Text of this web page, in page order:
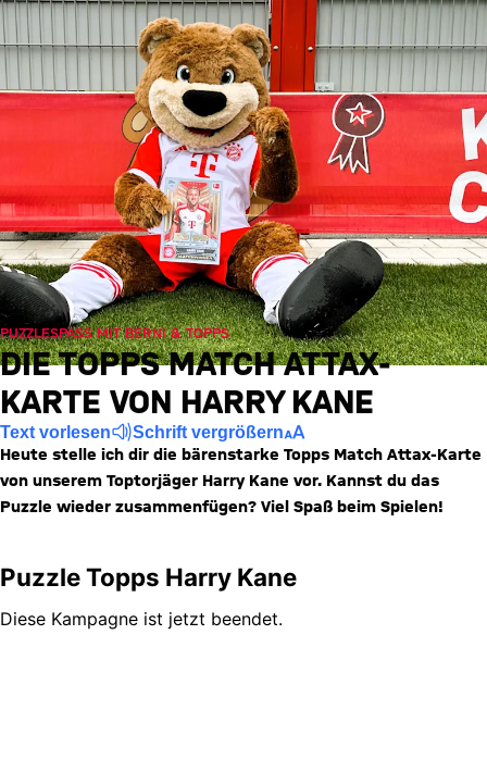
PUZZLESPASS MIT BERNI & TOPPS
DIE TOPPS MATCH ATTAX-
KARTE VON HARRY KANE
Text vorlesen Schrift vergrößern
Heute stelle ich dir die bärenstarke Topps Match Attax-Karte
von unserem Toptorjäger Harry Kane vor. Kannst du das
Puzzle wieder zusammenfügen? Viel Spaß beim Spielen!